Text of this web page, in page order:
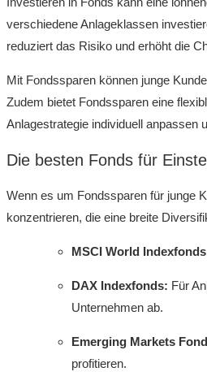
verschiedene Anlageklassen
reduziert⁢ das‍ Risiko und⁣ erhöht die
Mit ⁤Fondssparen können junge
Zudem bietet Fondssparen eine
Anlagestrategie individuell anpassen
Die besten Fonds für
Wenn es um Fondssparen für ⁣junge
⁢konzentrieren, die eine breite
MSCI World
DAX Indexfonds: Für
Unternehmen ab.
Emerging Markets
profitieren.